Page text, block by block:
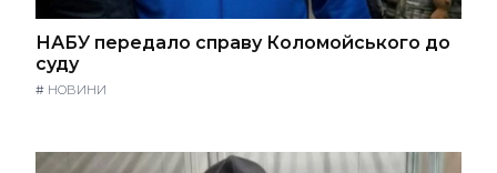
НАБУ передало справу Коломойського до
суду
# НОВИНИ